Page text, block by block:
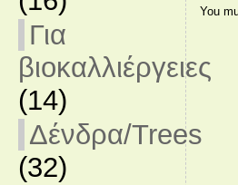
Για
βιοκαλλιέργειες
(14)
Δένδρα/Trees
(32)
You